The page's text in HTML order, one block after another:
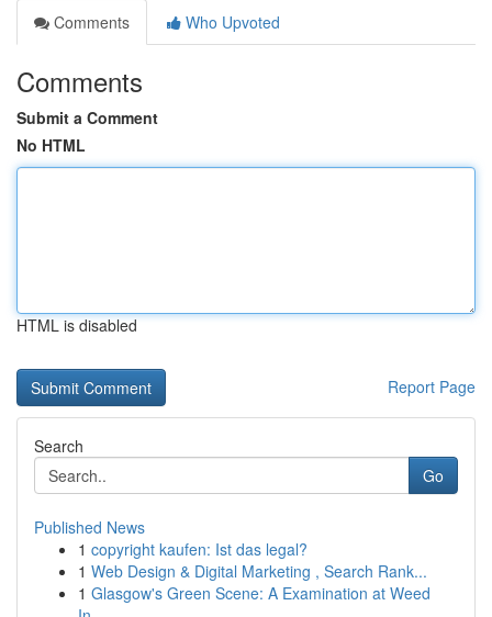
Comments
Who Upvoted
Comments
Submit a Comment
No HTML
HTML is disabled
Report Page
Search
Go
Published News
1 copyright kaufen: Ist das legal?
1 Web Design & Digital Marketing , Search Rank...
1 Glasgow's Green Scene: A Examination at Weed